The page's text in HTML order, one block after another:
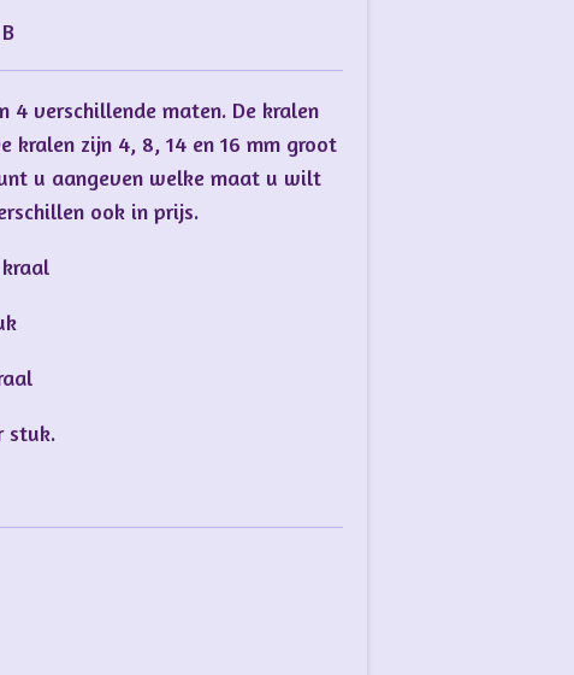
4 verschillende maten. De kralen
kralen zijn 4, 8, 14 en 16 mm groot
u aangeven welke maat u wilt
ook in prijs.
stuk.